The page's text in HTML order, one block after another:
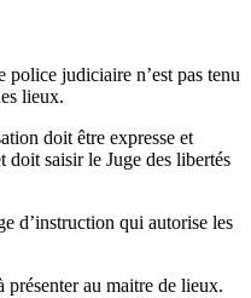
judiciaire n’est pas tenu
lieux.
doit être expresse et
saisir le Juge des libertés
d’instruction qui autorise les
présenter au maitre de lieux.